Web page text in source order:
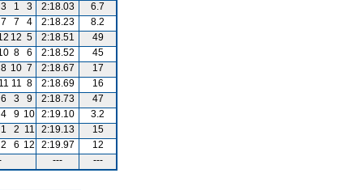
3 1 3 2:18.03
6.7
7 7 4 2:18.23
8.2
12 5 2:18.51
49
8 6 2:18.52
45
8 10 7 2:18.67
17
11 11 8 2:18.69
16
6 3 9 2:18.73
47
4 9 10 2:19.10
3.2
1 2 11 2:19.13
15
2 6 12 2:19.97
12
--- ---